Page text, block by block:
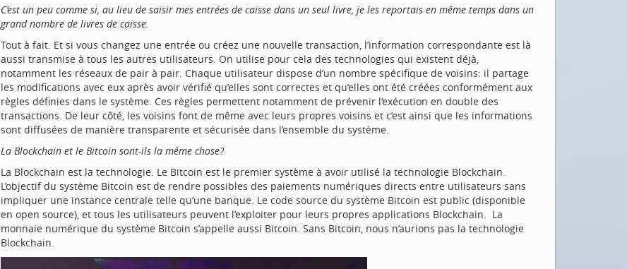
C’est un peu comme si, au lieu de saisir mes entrées de caisse dans un seul livre, je les reportais en même temps dans un
grand nombre de livres de caisse.
Tout à fait. Et si vous changez une entrée ou créez une nouvelle transaction, l’information correspondante est là
aussi transmise à tous les autres utilisateurs. On utilise pour cela des technologies qui existent déjà,
notamment les réseaux de pair à pair. Chaque utilisateur dispose d’un nombre spécifique de voisins: il partage
les modifications avec eux après avoir vérifié qu’elles sont correctes et qu’elles ont été créées conformément aux
règles définies dans le système. Ces règles permettent notamment de prévenir l’exécution en double des
transactions. De leur côté, les voisins font de même avec leurs propres voisins et c’est ainsi que les informations
sont diffusées de manière transparente et sécurisée dans l’ensemble du système.
La Blockchain et le Bitcoin sont-ils la même chose?
La Blockchain est la technologie. Le Bitcoin est le premier système à avoir utilisé la technologie Blockchain.
L’objectif du système Bitcoin est de rendre possibles des paiements numériques directs entre utilisateurs sans
impliquer une instance centrale telle qu’une banque. Le code source du système Bitcoin est public (disponible
en open source), et tous les utilisateurs peuvent l’exploiter pour leurs propres applications Blockchain. La
monnaie numérique du système Bitcoin s’appelle aussi Bitcoin. Sans Bitcoin, nous n’aurions pas la technologie
Blockchain.